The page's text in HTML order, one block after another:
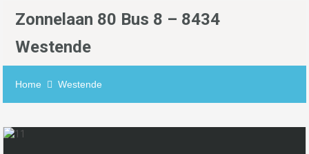
Zonnelaan 80 Bus 8 – 8434
Westende
Home Westende